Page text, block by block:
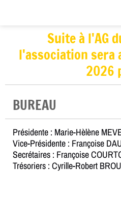
Suite à l'AG
l'association sera
2026
BUREAU
Présidente : Marie-Hèlène
Vice-Présidente : Françoise
Secrétaires : Françoise
Trésoriers : Cyrille-Robert